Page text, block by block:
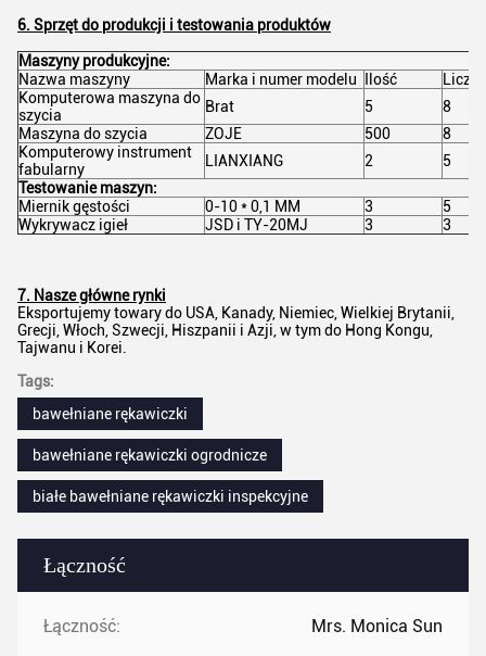
Łączność
Łączność: Mrs. Monica Sun
6. Sprzęt do produkcji i testowania produktów
Maszyny produkcyjne:
Nazwa maszyny
Marka i numer modelu Ilość
Komputerowa maszyna do
szycia
Brat 5
8
Maszyna do szycia
ZOJE 500
8
Komputerowy instrument
fabularny
LIANXIANG 2
5
Testowanie maszyn:
Miernik gęstości
0-10 * 0,1 MM 3
5
Wykrywacz igieł
JSD i TY-20MJ 3 3
7. Nasze główne rynki
Eksportujemy towary do USA, Kanady, Niemiec, Wielkiej Brytanii,
Grecji, Włoch, Szwecji, Hiszpanii i Azji, w tym do Hong Kongu,
Tajwanu i Korei.
Tags:
bawełniane rękawiczki
bawełniane rękawiczki ogrodnicze
białe bawełniane rękawiczki inspekcyjne